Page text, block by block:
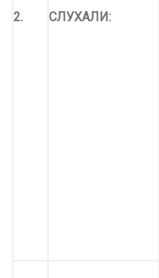
2. СЛУХАЛИ: